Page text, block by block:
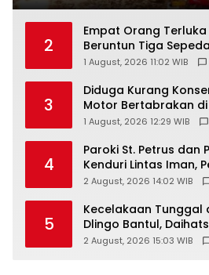
2
Empat Orang
Beruntun Tiga
1 August, 2026 11:02 WIB
3
Diduga Kurang
Motor Bertabrakan
Mahasiswi Meninggal
1 August, 2026 12:29 WIB
4
Paroki St. Petrus dan
Kenduri Lintas Iman,
Gunungkidul
2 August, 2026 14:02 WIB
5
Kecelakaan Tunggal
Dlingo Bantul,
Jurang
2 August, 2026 15:03 WIB